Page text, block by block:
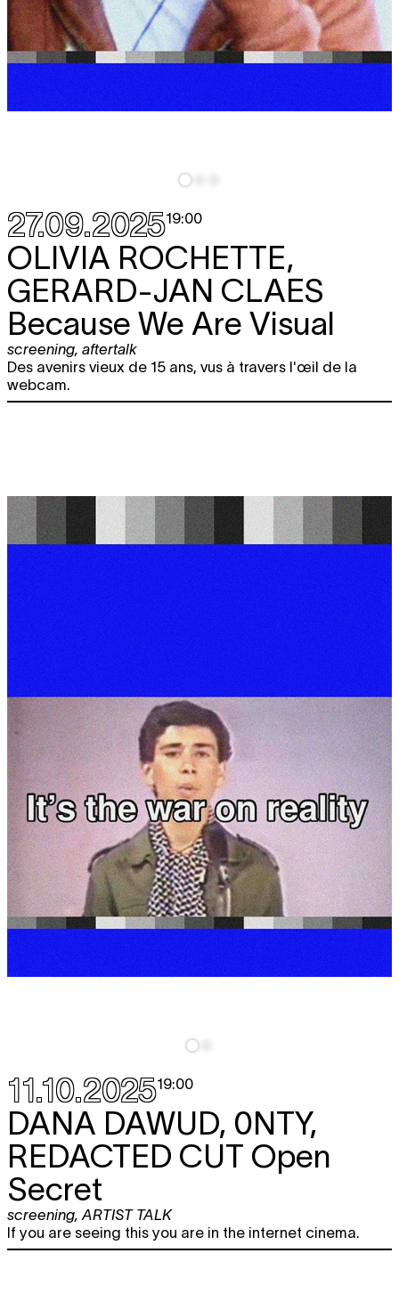
27.09.202519:00
OLIVIA ROCHETTE,
GERARD-JAN CLAES
Because We Are Visual
screening, aftertalk
Des avenirs vieux de 15 ans, vus à travers l'œil de la
webcam.
11.10.202519:00
DANA DAWUD, 0NTY,
REDACTED CUT Open
Secret
screening, ARTIST TALK
If you are seeing this you are in the internet cinema.